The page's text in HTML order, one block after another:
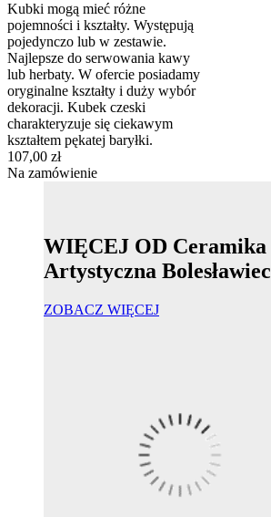
Kubki mogą mieć różne
pojemności i kształty. Występują
pojedynczo lub w zestawie.
Najlepsze do serwowania kawy
lub herbaty. W ofercie posiadamy
oryginalne kształty i duży wybór
dekoracji. Kubek czeski
charakteryzuje się ciekawym
kształtem pękatej baryłki.
107,00 zł
Na zamówienie
WIĘCEJ OD Ceramika
Artystyczna Bolesławiec
ZOBACZ WIĘCEJ